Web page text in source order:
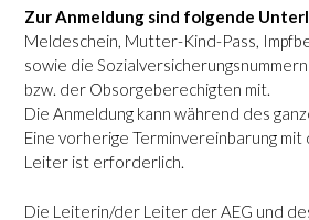
Zur Anmeldung sind folgende
Meldeschein, Mutter-Kind-Pass,
sowie die
bzw. der Obsorgeberechigten mit.
Die Anmeldung kann während des
Eine vorherige Terminvereinbarung
Leiter ist erforderlich.
Die Leiterin/der Leiter der AEG und